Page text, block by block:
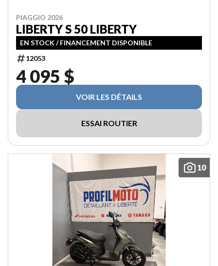
PIAGGIO 2026
LIBERTY S 50 LIBERTY
EN STOCK / FINANCEMENT DISPONIBLE
12053
4 095 $
VOIR LES DÉTAILS
ESSAI ROUTIER
10